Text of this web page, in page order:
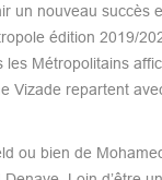
un nouveau succès
édition 2019/
Métropolitains
Vizade repartent
ou bien de